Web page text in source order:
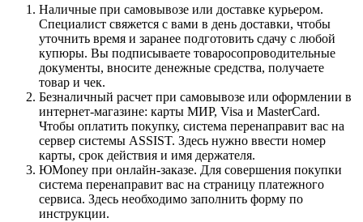
Наличные при самовывозе или доставке курьером.
Специалист свяжется с вами в день доставки, чтобы
уточнить время и заранее подготовить сдачу с любой
купюры. Вы подписываете товаросопроводительные
документы, вносите денежные средства, получаете
товар и чек.
Безналичный расчет при самовывозе или оформлении в
интернет-магазине: карты МИР, Visa и MasterCard.
Чтобы оплатить покупку, система перенаправит вас на
сервер системы ASSIST. Здесь нужно ввести номер
карты, срок действия и имя держателя.
ЮMoney при онлайн-заказе. Для совершения покупки
система перенаправит вас на страницу платежного
сервиса. Здесь необходимо заполнить форму по
инструкции.